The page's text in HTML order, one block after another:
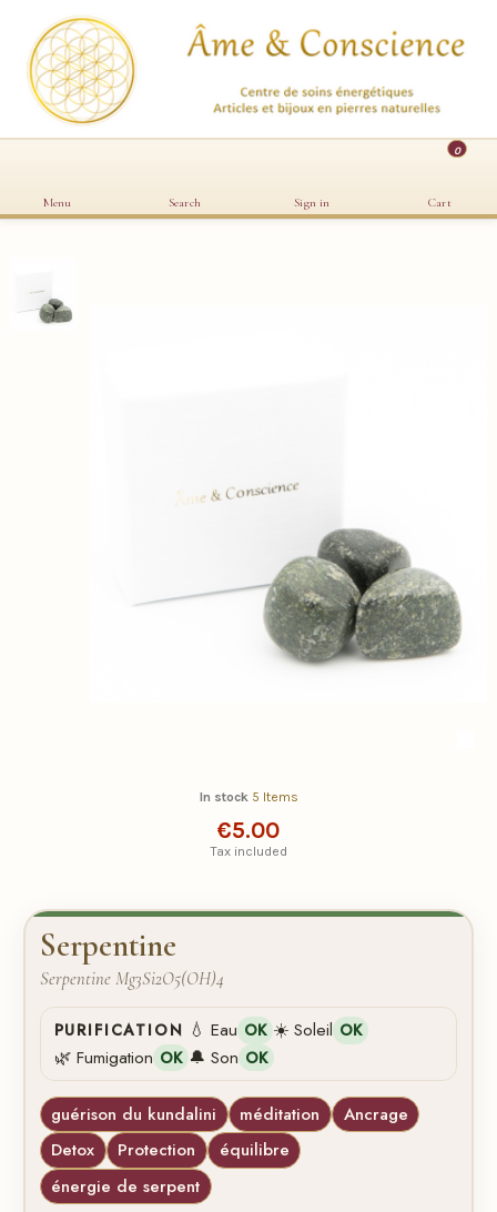
Menu Search Sign in
0
Cart
In stock 5 Items
€5.00
Tax included
Serpentine
Serpentine Mg3Si2O5(OH)4
PURIFICATION 💧 Eau OK ☀️ Soleil OK
🌿 Fumigation OK 🔔 Son OK
guérison du kundalini méditation
Ancrage
Detox
Protection
équilibre
énergie de serpent